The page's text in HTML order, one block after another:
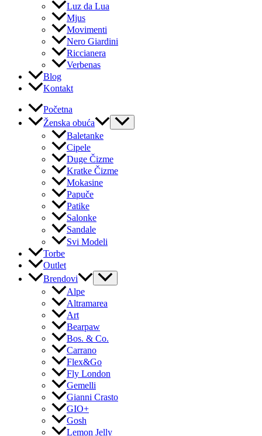
Luz da Lua
Mjus
Movimenti
Nero Giardini
Riccianera
Verbenas
Blog
Kontakt
Početna
Ženska obuća
Baletanke
Cipele
Duge Čizme
Kratke Čizme
Mokasine
Papuče
Patike
Salonke
Sandale
Svi Modeli
Torbe
Outlet
Brendovi
Alpe
Altramarea
Art
Bearpaw
Bos. & Co.
Carrano
Flex&Go
Fly London
Gemelli
Gianni Crasto
GIO+
Gosh
Lemon Jelly